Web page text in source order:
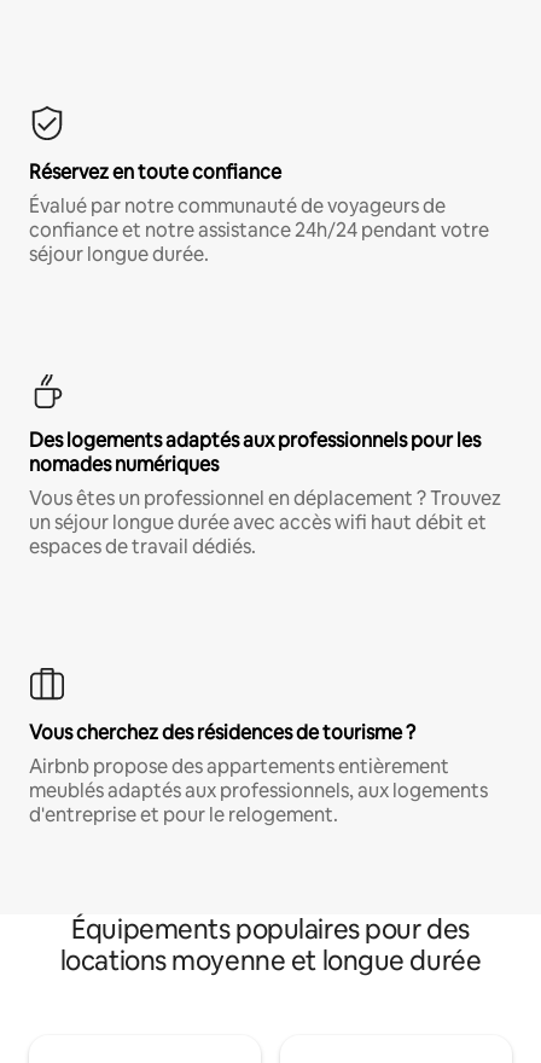
Réservez en toute confiance
Évalué par notre communauté de voyageurs de
confiance et notre assistance 24h/24 pendant votre
séjour longue durée.
Des logements adaptés aux professionnels pour les
nomades numériques
Vous êtes un professionnel en déplacement ? Trouvez
un séjour longue durée avec accès wifi haut débit et
espaces de travail dédiés.
Vous cherchez des résidences de tourisme ?
Airbnb propose des appartements entièrement
meublés adaptés aux professionnels, aux logements
d'entreprise et pour le relogement.
Équipements populaires pour des
locations moyenne et longue durée